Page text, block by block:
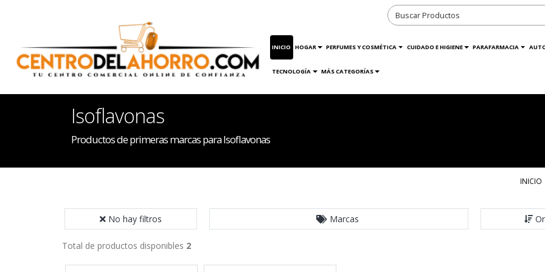
INICIO HOGAR PERFUMES Y COSMÉTICA CUIDADO E HIGIENE PARAFARMACIA
TECNOLOGÍA MÁS CATEGORÍAS
Isoflavonas
Productos de primeras marcas para Isoflavonas
INICIO
No hay filtros Marcas
Total de productos disponibles 2